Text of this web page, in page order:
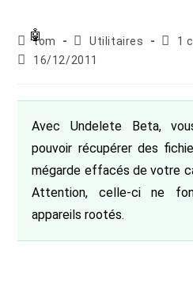
Auteur/autrice
de
tom
Post
category:
Utilitaires
1
Publication
16/12/2011
Avec Undelete Beta,
pouvoir récupérer des
mégarde effacés de votre
Attention, celle-ci ne
appareils rootés.